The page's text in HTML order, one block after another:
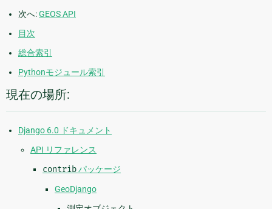
次へ:GEOS API
目次
総合索引
Pythonモジュール索引
現在の場所:
Django 6.0 ドキュメント
API リファレンス
contribパッケージ
GeoDjango